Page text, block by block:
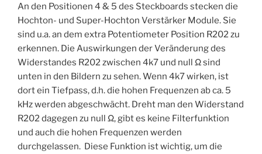
An den Positionen 4 & 5 des Steckboards stecken die
Hochton- und Super-Hochton Verstärker Module. Sie
sind u.a. an dem extra Potentiometer Position R202 zu
erkennen. Die Auswirkungen der Veränderung des
Widerstandes R202 zwischen 4k7 und null Ω sind
unten in den Bildern zu sehen. Wenn 4k7 wirken, ist
dort ein Tiefpass, d.h. die hohen Frequenzen ab ca. 5
kHz werden abgeschwächt. Dreht man den Widerstand
R202 dagegen zu null Ω, gibt es keine Filterfunktion
und auch die hohen Frequenzen werden
durchgelassen. Diese Funktion ist wichtig, um die